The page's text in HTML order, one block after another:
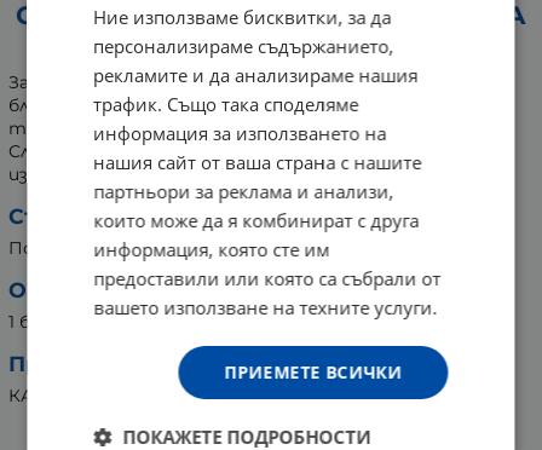
СТАНДЕЛИ БЮТИ БЛЕНДЕР ЛИЛАВА
ГЪБА ЗА ФОН ДЬО ТЕН 780345
За перфектен грим. Използва се сух или мокър. Бюти
блендерът е подходящ за лесно нанасяне на фон дьо
тен, коректор, руж или пудра.
След употреба измийте гъбичката и я оставете да
изсъхне.
Състав:
Полиуретан
Опаковка:
1 брой
Произведено в КНР за:
КАМКО ЕООД, България
Ние използваме бисквитки, за да
персонализираме съдържанието,
рекламите и да анализираме нашия
трафик. Също така споделяме
информация за използването на
нашия сайт от ваша страна с нашите
партньори за реклама и анализи,
които може да я комбинират с друга
информация, която сте им
предоставили или която са събрали от
вашето използване на техните услуги.
ПРИЕМЕТЕ ВСИЧКИ
ПОКАЖЕТЕ ПОДРОБНОСТИ